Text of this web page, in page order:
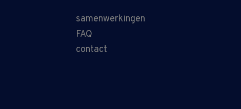
samenwerkingen
FAQ
contact